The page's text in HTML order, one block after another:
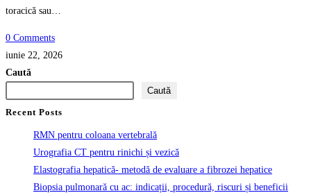
toracică sau…
0 Comments
iunie 22, 2026
Caută
Caută
Recent Posts
RMN pentru coloana vertebrală
Urografia CT pentru rinichi și vezică
Elastografia hepatică- metodă de evaluare a fibrozei hepatice
Biopsia pulmonară cu ac: indicații, procedură, riscuri și beneficii